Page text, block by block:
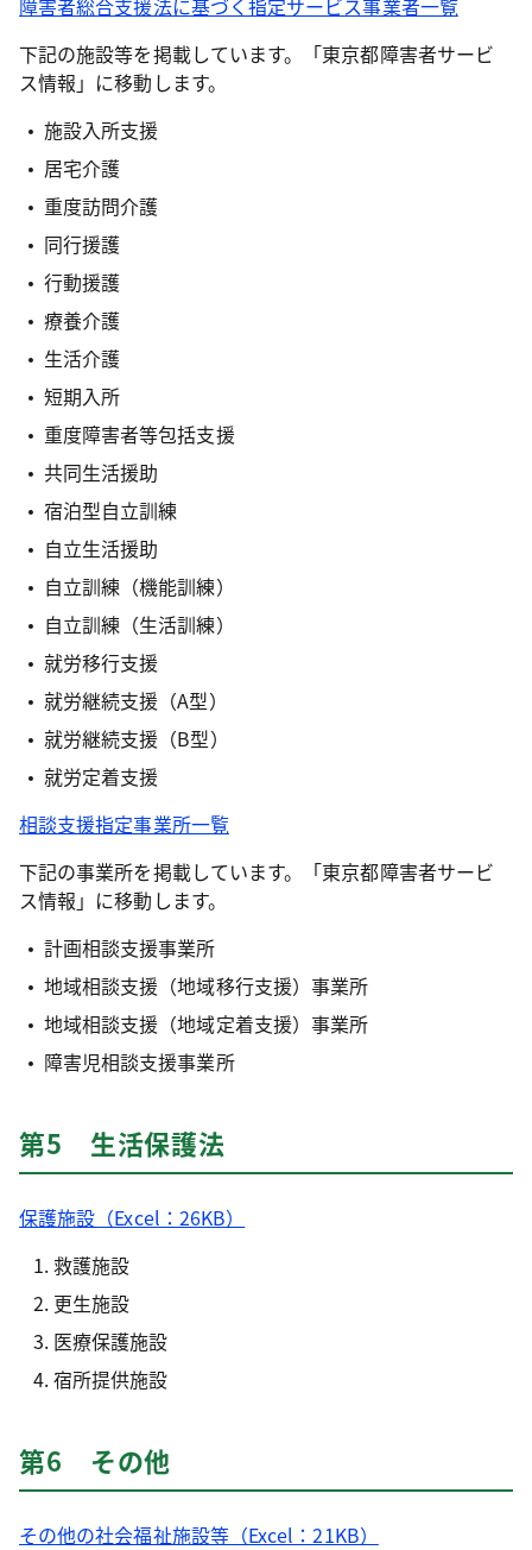
障害者総合支援法に基づく指定サービス事業者一覧
下記の施設等を掲載しています。「東京都障害者サービ
ス情報」に移動します。
施設入所支援
居宅介護
重度訪問介護
同行援護
行動援護
療養介護
生活介護
短期入所
重度障害者等包括支援
共同生活援助
宿泊型自立訓練
自立生活援助
自立訓練（機能訓練）
自立訓練（生活訓練）
就労移行支援
就労継続支援（A型）
就労継続支援（B型）
就労定着支援
相談支援指定事業所一覧
下記の事業所を掲載しています。「東京都障害者サービ
ス情報」に移動します。
計画相談支援事業所
地域相談支援（地域移行支援）事業所
地域相談支援（地域定着支援）事業所
障害児相談支援事業所
第5 生活保護法
保護施設（Excel：26KB）
救護施設
更生施設
医療保護施設
宿所提供施設
第6 その他
その他の社会福祉施設等（Excel：21KB）